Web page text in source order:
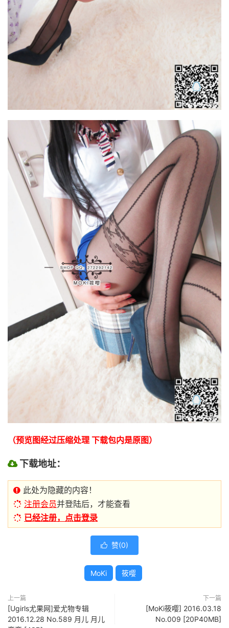
（预览图经过压缩处理 下载包内是原图）
下载地址：
此处为隐藏的内容！
注册会员并登陆后，才能查看
已经注册，点击登录
 赞(0)
MoKi 筱嘤
上一篇
[Ugirls尤果网]爱尤物专辑
2016.12.28 No.589 月儿 月儿
下一篇
[MoKi筱嘤] 2016.03.18
No.009 [20P40MB]